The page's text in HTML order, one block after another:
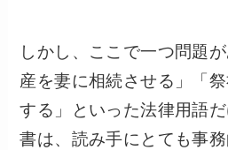
しかし、ここで一つ問題
産を妻に相続させる」「
する」といった法律用語
書は、読み手にとても事